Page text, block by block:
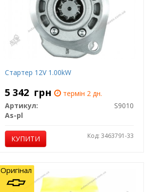
Стартер 12V 1.00kW
5 342 грн
термін 2 дн.
Артикул:
S9010
As-pl
КУПИТИ Код: 3463791-33
Оригінал